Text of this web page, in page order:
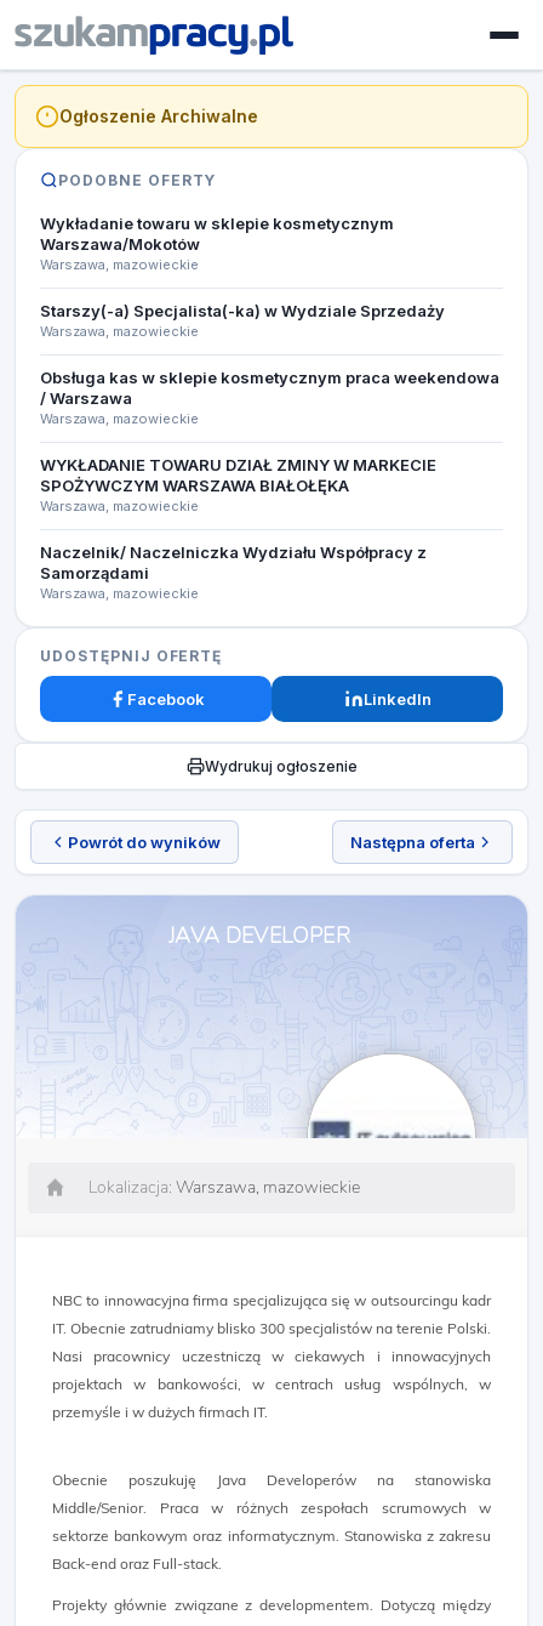
Powrót do wyników Następna oferta
JAVA DEVELOPER
Lokalizacja: Warszawa, mazowieckie
NBC to innowacyjna firma specjalizująca się w outsourcingu kadr
IT. Obecnie zatrudniamy blisko 300 specjalistów na terenie Polski.
Nasi pracownicy uczestniczą w ciekawych i innowacyjnych
projektach w bankowości, w centrach usług wspólnych, w
przemyśle i w dużych firmach IT.
Obecnie poszukuję Java Developerów na stanowiska
Middle/Senior. Praca w różnych zespołach scrumowych w
sektorze bankowym oraz informatycznym. Stanowiska z zakresu
Back-end oraz Full-stack.
Projekty głównie związane z developmentem. Dotyczą między
Ogłoszenie Archiwalne
PODOBNE OFERTY
Wykładanie towaru w sklepie kosmetycznym
Warszawa/Mokotów
Warszawa, mazowieckie
Starszy(-a) Specjalista(-ka) w Wydziale Sprzedaży
Warszawa, mazowieckie
Obsługa kas w sklepie kosmetycznym praca weekendowa
/ Warszawa
Warszawa, mazowieckie
WYKŁADANIE TOWARU DZIAŁ ZMINY W MARKECIE
SPOŻYWCZYM WARSZAWA BIAŁOŁĘKA
Warszawa, mazowieckie
Naczelnik/ Naczelniczka Wydziału Współpracy z
Samorządami
Warszawa, mazowieckie
UDOSTĘPNIJ OFERTĘ
Facebook LinkedIn
Wydrukuj ogłoszenie